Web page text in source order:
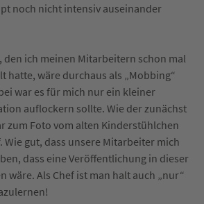
noch nicht intensiv auseinander
den ich meinen Mitarbeitern schon mal
hatte, wäre durchaus als „Mobbing“
war es für mich nur ein kleiner
auflockern sollte. Wie der zunächst
zum Foto vom alten Kinderstühlchen
Wie gut, dass unsere Mitarbeiter mich
dass eine Veröffentlichung in dieser
wäre. Als Chef ist man halt auch „nur“